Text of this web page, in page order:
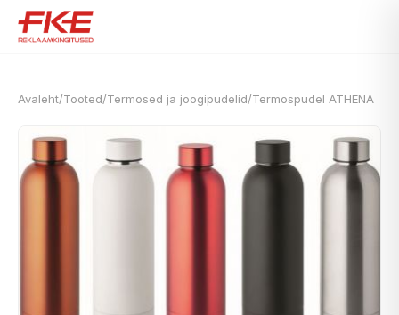
Avaleht/Tooted/Termosed ja joogipudelid/Termospudel ATHENA